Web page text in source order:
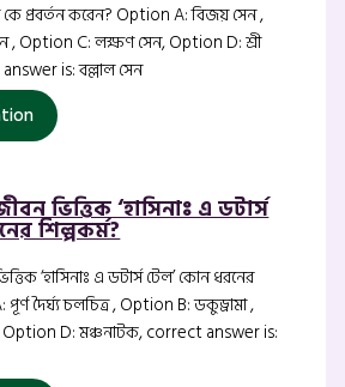
কে প্রবর্তন করেন? Option A: বিজয় সেন ,
, Option C: লক্ষণ সেন, Option D: শ্রী
is: বল্লাল সেন
ভিত্তিক ‘হাসিনাঃ এ ডটার্স
শিল্পকর্ম?
‘হাসিনাঃ এ ডটার্স টেল’ কোন ধরনের
দৈর্ঘ্য চলচিত্র , Option B: ডকুড্রামা ,
D: মঞ্চনাটক, correct answer is: